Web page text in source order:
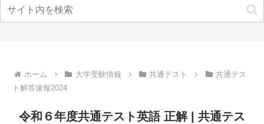
ホーム 大学受験情報 共通テスト
共通テス
ト解答速報2024
令和６年度共通テスト英語 正解 | 共通テス